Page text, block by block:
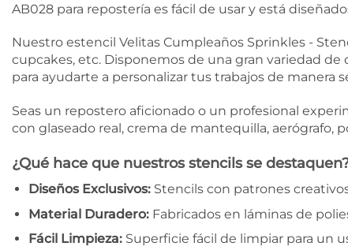
AB028 para repostería es fácil de usar y está
Nuestro estencil Velitas Cumpleaños Sprinkles -
cupcakes, etc. Disponemos de una gran variedad
para ayudarte a personalizar tus trabajos de manera
Seas un repostero aficionado o un profesional
con glaseado real, crema de mantequilla, aerógrafo,
¿Qué hace que nuestros stencils se
Diseños Exclusivos:Stencils con patrones
Material Duradero:Fabricados en láminas de
Fácil Limpieza:Superficie fácil de limpiar para un